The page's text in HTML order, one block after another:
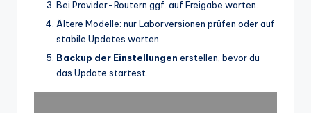
Bei Provider-Routern ggf. auf Freigabe warten.
Ältere Modelle: nur Laborversionen prüfen oder auf
stabile Updates warten.
Backup der Einstellungen erstellen, bevor du
das Update startest.